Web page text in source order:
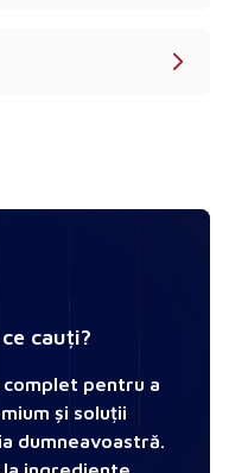
cauți?
pentru a
și soluții
dumneavoastră.